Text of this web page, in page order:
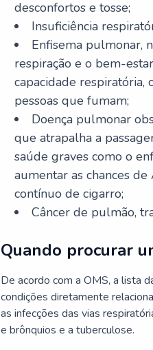
desconfortos e tosse;
Insuficiência
Enfisema pulmonar,
respiração e o bem-
capacidade respiratória,
pessoas que fumam;
Doença pulmonar
que atrapalha a
saúde graves como o
aumentar as chances
contínuo de cigarro;
Câncer de pulmão,
Quando procurar
De acordo com a OMS, a lista
condições diretamente
as infecções das vias
e brônquios e a tuberculose.